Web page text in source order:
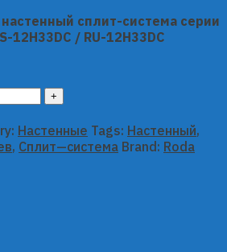
сплит-система серии
12H33DC / RU-12H33DC
Настенные Tags: Настенный,
, Сплит—система Brand: Roda